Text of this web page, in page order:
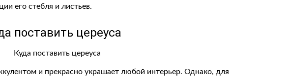
его стебля и листьев.
поставить цереуса
и прекрасно украшает любой интерьер. Однако, для